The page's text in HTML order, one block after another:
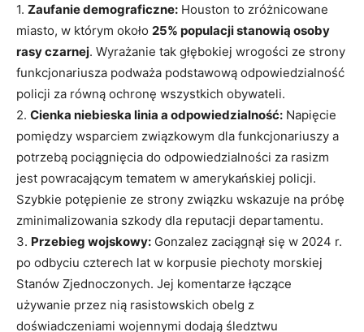
1. Zaufanie demograficzne: Houston to zróżnicowane
miasto, w którym około 25% populacji stanowią osoby
rasy czarnej. Wyrażanie tak głębokiej wrogości ze strony
funkcjonariusza podważa podstawową odpowiedzialność
policji za równą ochronę wszystkich obywateli.
2. Cienka niebieska linia a odpowiedzialność: Napięcie
pomiędzy wsparciem związkowym dla funkcjonariuszy a
potrzebą pociągnięcia do odpowiedzialności za rasizm
jest powracającym tematem w amerykańskiej policji.
Szybkie potępienie ze strony związku wskazuje na próbę
zminimalizowania szkody dla reputacji departamentu.
3. Przebieg wojskowy: Gonzalez zaciągnął się w 2024 r.
po odbyciu czterech lat w korpusie piechoty morskiej
Stanów Zjednoczonych. Jej komentarze łączące
używanie przez nią rasistowskich obelg z
doświadczeniami wojennymi dodają śledztwu